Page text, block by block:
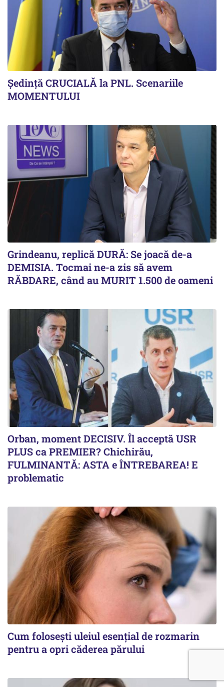
Ședință CRUCIALĂ la PNL. Scenariile
MOMENTULUI
Grindeanu, replică DURĂ: Se joacă de-a
DEMISIA. Tocmai ne-a zis să avem
RĂBDARE, când au MURIT 1.500 de oameni
Orban, moment DECISIV. Îl acceptă USR
PLUS ca PREMIER? Chichirău,
FULMINANTĂ: ASTA e ÎNTREBAREA! E
problematic
Cum folosești uleiul esențial de rozmarin
pentru a opri căderea părului